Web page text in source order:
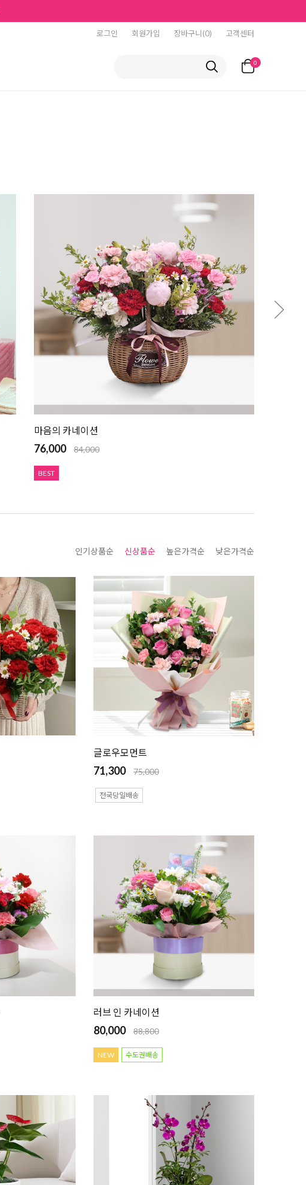
로그인 회원가입 장바구니(0) 고객센터
0
마음의 카네이션
76,000 84,000
BEST
인기상품순 신상품순 높은가격순 낮은가격순
글로우모먼트
71,300 75,000
전국당일배송
러브 인 카네이션
80,000 88,800
NEW 수도권배송